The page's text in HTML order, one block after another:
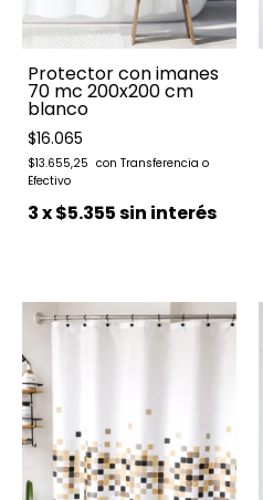
Protector con imanes
70 mc 200x200 cm
blanco
$16.065
$13.655,25
3x$5.355sin interés